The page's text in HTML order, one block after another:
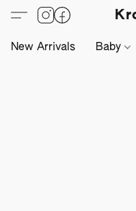
New Arrivals Baby